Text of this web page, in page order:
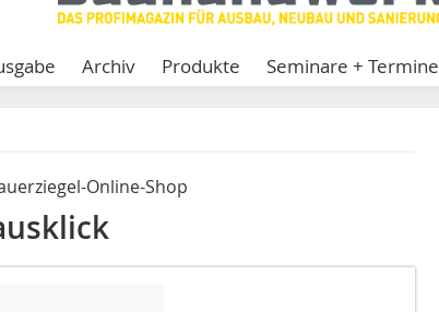
Archiv Produkte Seminare + Termine
Online-Shop